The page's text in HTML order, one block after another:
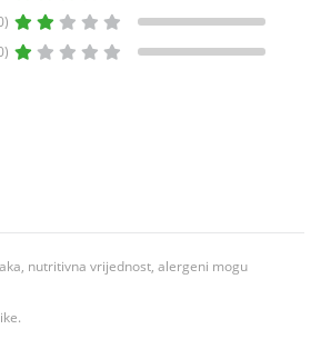
nutritivna vrijednost, alergeni mogu